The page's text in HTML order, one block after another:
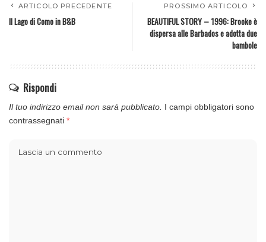
ARTICOLO PRECEDENTE
Il Lago di Como in B&B
PROSSIMO ARTICOLO
BEAUTIFUL STORY – 1996: Brooke è
dispersa alle Barbados e adotta due
bambole
Rispondi
Il tuo indirizzo email non sarà pubblicato. I campi obbligatori sono
contrassegnati *